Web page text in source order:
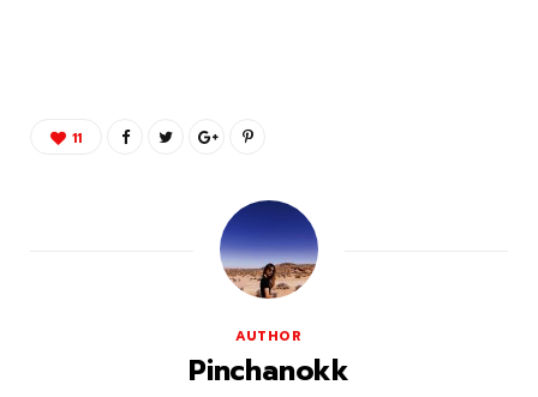
11
AUTHOR
Pinchanokk